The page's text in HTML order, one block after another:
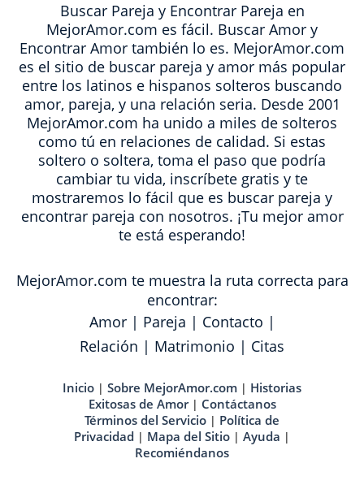
Buscar Pareja y Encontrar Pareja en
MejorAmor.com es fácil. Buscar Amor y
Encontrar Amor también lo es. MejorAmor.com
es el sitio de buscar pareja y amor más popular
entre los latinos e hispanos solteros buscando
amor, pareja, y una relación seria. Desde 2001
MejorAmor.com ha unido a miles de solteros
como tú en relaciones de calidad. Si estas
soltero o soltera, toma el paso que podría
cambiar tu vida, inscríbete gratis y te
mostraremos lo fácil que es buscar pareja y
encontrar pareja con nosotros. ¡Tu mejor amor
te está esperando!
MejorAmor.com te muestra la ruta correcta para
encontrar:
Amor| Pareja | Contacto |
Relación | Matrimonio | Citas
Inicio | Sobre MejorAmor.com | Historias
Exitosas de Amor| Contáctanos
Términos del Servicio | Política de
Privacidad | Mapa del Sitio | Ayuda |
Recomiéndanos